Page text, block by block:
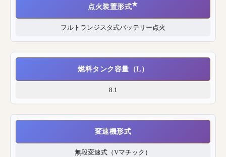
点火装置形式★
フルトランジスタ式バッテリー点火
燃料タンク容量（L）
8.1
変速機形式
無段変速式（Vマチック）